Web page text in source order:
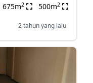
675m2 500m2
2 tahun yang lalu